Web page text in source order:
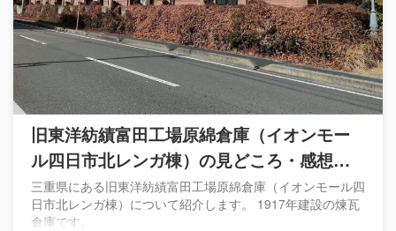
旧東洋紡績富田工場原綿倉庫（イオンモー
ル四日市北レンガ棟）の見どころ・感想・
基本情報※1917年建設の煉瓦倉庫
三重県にある旧東洋紡績富田工場原綿倉庫（イオンモール四
日市北レンガ棟）について紹介します。 1917年建設の煉瓦
倉庫です。